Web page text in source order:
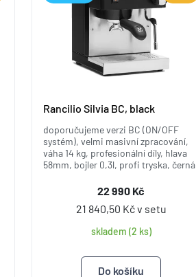
Rancilio Silvia BC, black
doporučujeme verzi BC (ON/OFF
systém), velmi masivní zpracování,
váha 14 kg, profesionální díly, hlava
58mm, bojler 0,3l, profi tryska, černá
22 990 Kč
21 840,50 Kč v setu
skladem (2 ks)